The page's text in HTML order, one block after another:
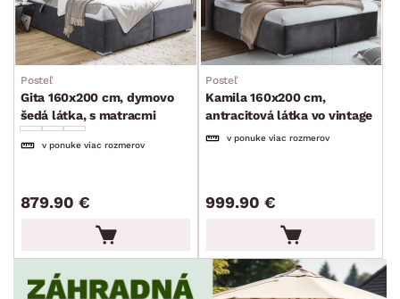
cm max. cm
ŠTÝL
MIESTNOSŤ
ZNAČKA
SKLADOVOSŤ
Posteľ
Gita 160x200 cm, dymovo
šedá látka, s matracmi
v ponuke viac rozmerov
879.90 €
Posteľ
Kamila 160x200 cm,
antracitová látka vo vintage
optike, s matracmi
v ponuke viac rozmerov
999.90 €